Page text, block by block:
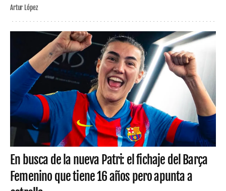
Artur López
En busca de la nueva Patri: el fichaje del Barça
Femenino que tiene 16 años pero apunta a